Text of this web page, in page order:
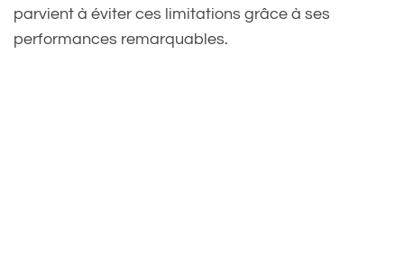
parvient à éviter ces limitations grâce à ses
performances remarquables.